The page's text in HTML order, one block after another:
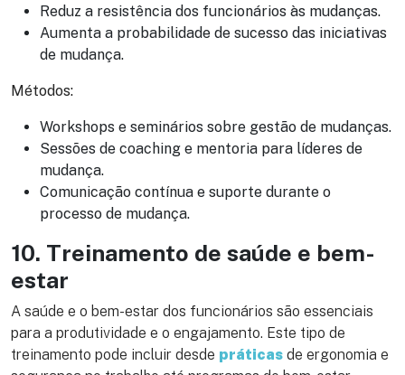
Reduz a resistência dos funcionários às mudanças.
Aumenta a probabilidade de sucesso das iniciativas
de mudança.
Métodos:
Workshops e seminários sobre gestão de mudanças.
Sessões de coaching e mentoria para líderes de
mudança.
Comunicação contínua e suporte durante o
processo de mudança.
10. Treinamento de saúde e bem-
estar
A saúde e o bem-estar dos funcionários são essenciais
para a produtividade e o engajamento. Este tipo de
treinamento pode incluir desde práticas de ergonomia e